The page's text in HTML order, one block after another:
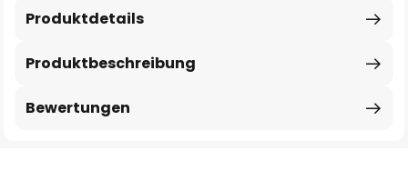
Produktbeschreibung
Produktdetails
Bewertungen